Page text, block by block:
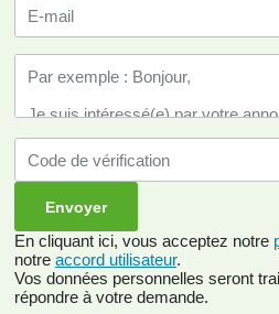
En cliquant ici, vous acceptez notre
notre accord utilisateur.
Vos données personnelles seront
répondre à votre demande.